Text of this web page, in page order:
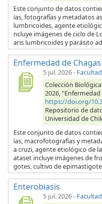
Este conjunto de datos
ías, fotografías y metadatos
lumbricoides, agente
ncluye imágenes de ciclo de
aris lumbricoides y parásito
Enfermedad de Chagas
5 jul. 2026-
Colección
2026,
https://doi.org/
Repositorio de
Universidad de
Este conjunto de datos
ías, macrofotografías y
a cruzi, agente etiológico de
ataset incluye imágenes de
gotes, cultivo de
Enterobiasis
5 jul. 2026-